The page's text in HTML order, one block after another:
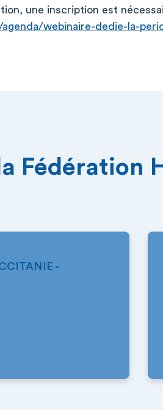
une inscription est
webinaire-dedie-la-
Fédération
-